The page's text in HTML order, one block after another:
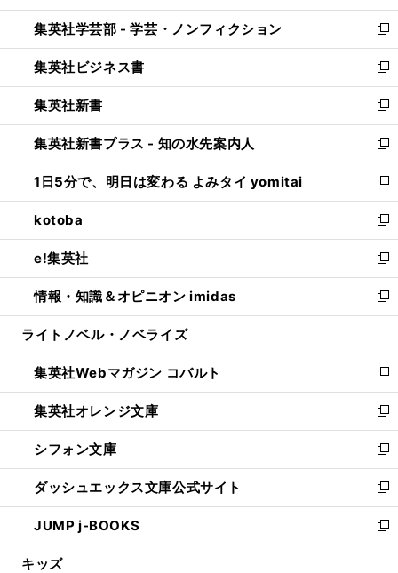
開
く
ウ
で
開
く
ン
ド
ウ
で
開
く
ウ
ィ
ン
ド
ウ
で
開
く
集英社学芸部 - 学芸・ノンフィクション
新
し
い
ウ
ィ
ン
ド
ウ
で
開
く
集英社ビジネス書
新
し
い
ウ
ィ
ン
ド
ウ
で
開
く
集英社新書
新
し
い
ウ
ィ
ン
ド
ウ
で
開
く
集英社新書プラス - 知の水先案内人
新
し
い
ウ
ィ
ン
ド
ウ
で
開
1日5分で、明日は変わる よみタイ yomitai
新
し
い
ウ
ィ
ン
ド
ウ
開
く
kotoba
新
し
い
ウ
ィ
ン
ウ
で
開
く
e!集英社
新
し
い
ウ
ン
ド
ウ
で
開
く
情報・知識＆オピニオン imidas
新
し
ウ
ィ
ン
ド
ウ
で
開
く
ライトノベル・ノベライズ
集英社Webマガジン コバルト
新
し
い
ウ
ィ
ン
ド
ウ
で
開
集英社オレンジ文庫
新
し
い
ウ
ィ
ン
ド
ウ
シフォン文庫
新
し
い
ウ
ィ
ン
ダッシュエックス文庫公式サイト
新
し
い
ウ
JUMP j-BOOKS
新
し
キッズ